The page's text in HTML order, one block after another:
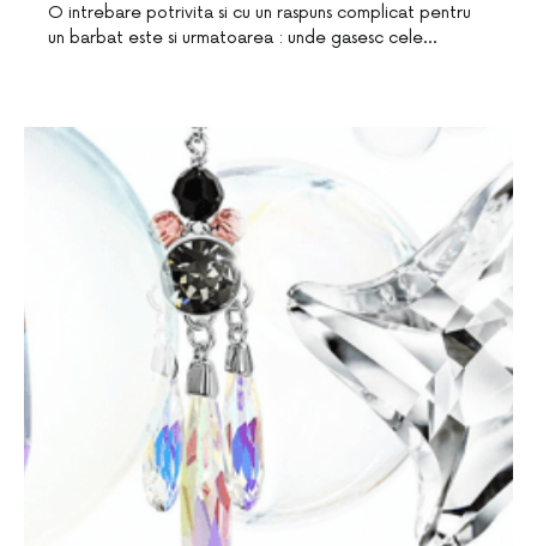
O intrebare potrivita si cu un raspuns complicat pentru
un barbat este si urmatoarea : unde gasesc cele…